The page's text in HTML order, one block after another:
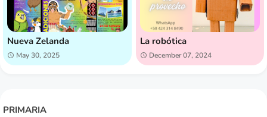
Nueva Zelanda
May 30, 2025
La robótica
December 07, 2024
PRIMARIA